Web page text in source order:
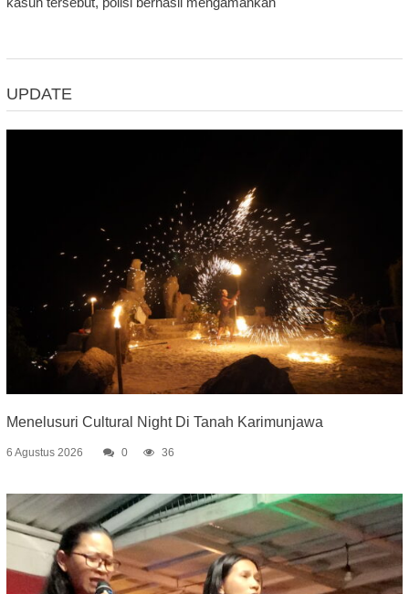
UPDATE
Menelusuri Cultural Night Di Tanah Karimunjawa
6 Agustus 2026 0 36